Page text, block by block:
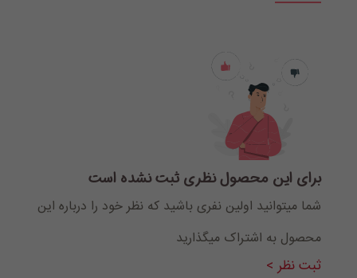
برای این محصول نظری ثبت نشده است
شما میتوانید اولین نفری باشید که نظر خود را درباره این
محصول به اشتراک میگذارید
ثبت نظر >